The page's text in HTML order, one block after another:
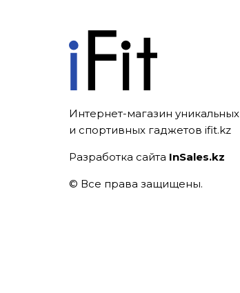
Интернет-магазин уникальных
и спортивных гаджетов ifit.kz
Разработка сайта InSales.kz
© Все права защищены.